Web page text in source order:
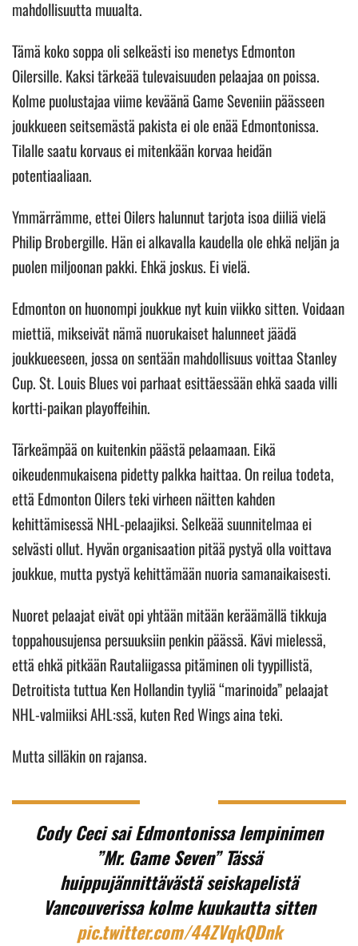
mahdollisuutta muualta.
Tämä koko soppa oli selkeästi iso menetys Edmonton
Oilersille. Kaksi tärkeää tulevaisuuden pelaajaa on poissa.
Kolme puolustajaa viime keväänä Game Seveniin päässeen
joukkueen seitsemästä pakista ei ole enää Edmontonissa.
Tilalle saatu korvaus ei mitenkään korvaa heidän
potentiaaliaan.
Ymmärrämme, ettei Oilers halunnut tarjota isoa diiliä vielä
Philip Brobergille. Hän ei alkavalla kaudella ole ehkä neljän ja
puolen miljoonan pakki. Ehkä joskus. Ei vielä.
Edmonton on huonompi joukkue nyt kuin viikko sitten. Voidaan
miettiä, mikseivät nämä nuorukaiset halunneet jäädä
joukkueeseen, jossa on sentään mahdollisuus voittaa Stanley
Cup. St. Louis Blues voi parhaat esittäessään ehkä saada villi
kortti-paikan playoffeihin.
Tärkeämpää on kuitenkin päästä pelaamaan. Eikä
oikeudenmukaisena pidetty palkka haittaa. On reilua todeta,
että Edmonton Oilers teki virheen näitten kahden
kehittämisessä NHL-pelaajiksi. Selkeää suunnitelmaa ei
selvästi ollut. Hyvän organisaation pitää pystyä olla voittava
joukkue, mutta pystyä kehittämään nuoria samanaikaisesti.
Nuoret pelaajat eivät opi yhtään mitään keräämällä tikkuja
toppahousujensa persuuksiin penkin päässä. Kävi mielessä,
että ehkä pitkään Rautaliigassa pitäminen oli tyypillistä,
Detroitista tuttua Ken Hollandin tyyliä “marinoida” pelaajat
NHL-valmiiksi AHL:ssä, kuten Red Wings aina teki.
Mutta silläkin on rajansa.
Cody Ceci sai Edmontonissa lempinimen
”Mr. Game Seven” Tässä
huippujännittävästä seiskapelistä
Vancouverissa kolme kuukautta sitten
pic.twitter.com/44ZVqkQDnk